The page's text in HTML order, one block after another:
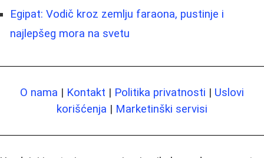
Egipat: Vodič kroz zemlju faraona, pustinje i
najlepšeg mora na svetu
O nama | Kontakt | Politika privatnosti | Uslovi
korišćenja | Marketinški servisi